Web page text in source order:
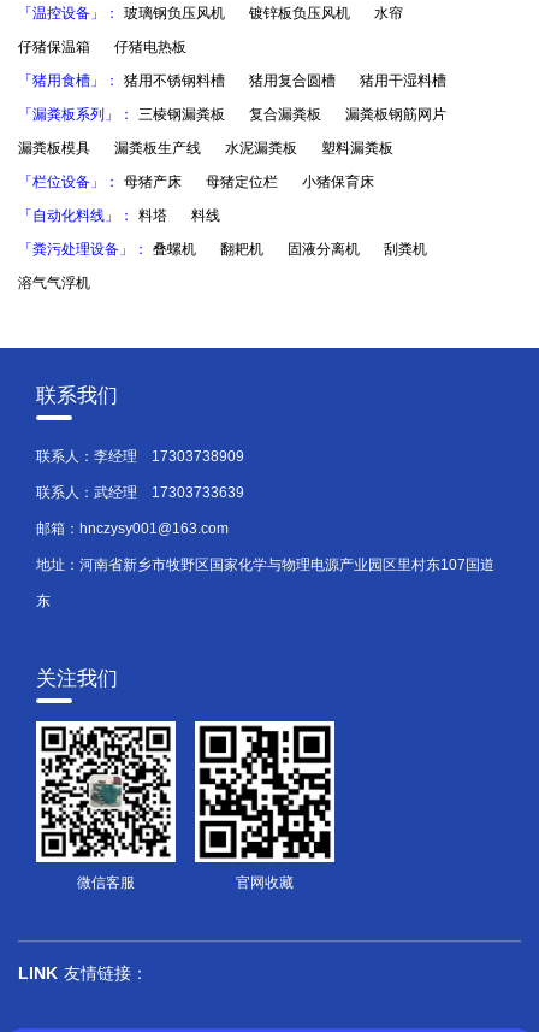
「温控设备」：
玻璃钢负压风机 镀锌板负压风机
水帘
仔猪保温箱
仔猪电热板
「猪用食槽」：
猪用不锈钢料槽 猪用复合圆槽
猪用干湿料槽
「漏粪板系列」：
三棱钢漏粪板 复合漏粪板
漏粪板钢筋网片
漏粪板模具
漏粪板生产线 水泥漏粪板
塑料漏粪板
「栏位设备」：
母猪产床 母猪定位栏
小猪保育床
「自动化料线」：
料塔
料线
「粪污处理设备」：
叠螺机 翻耙机 固液分离机
刮粪机
溶气气浮机
联系我们
联系人：李经理 17303738909
联系人：武经理 17303733639
邮箱：hnczysy001@163.com
地址：河南省新乡市牧野区国家化学与物理电源产业园区里村东107国道
东
关注我们
微信客服 官网收藏
LINK 友情链接：